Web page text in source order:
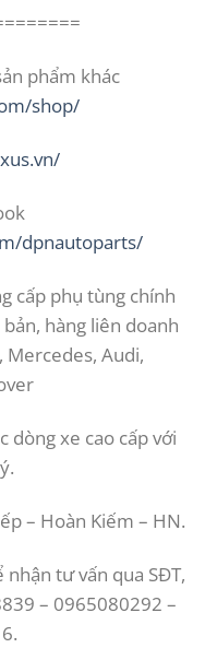
phẩm khác
shop/
dpnautoparts/
cấp phụ tùng chính
hàng liên doanh
Mercedes, Audi,
dòng xe cao cấp với
– Hoàn Kiếm – HN.
tư vấn qua SĐT,
– 0965080292 –